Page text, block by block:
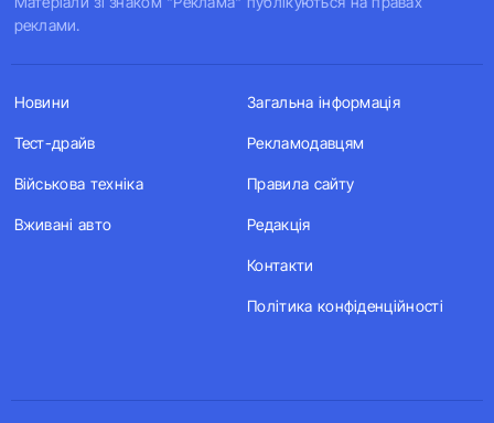
реклами.
Новини
Тест-драйв
Військова техніка
Вживані авто
Загальна інформація
Рекламодавцям
Правила сайту
Редакція
Контакти
Політика конфіденційності